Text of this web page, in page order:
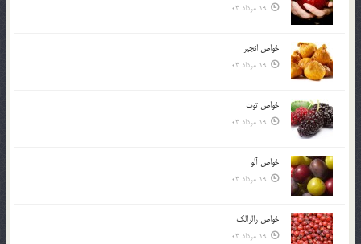
19 مرداد 03
خواص انجير
19 مرداد 03
خواص توت
19 مرداد 03
خواص آلو
19 مرداد 03
خواص زالزالک
19 مرداد 03